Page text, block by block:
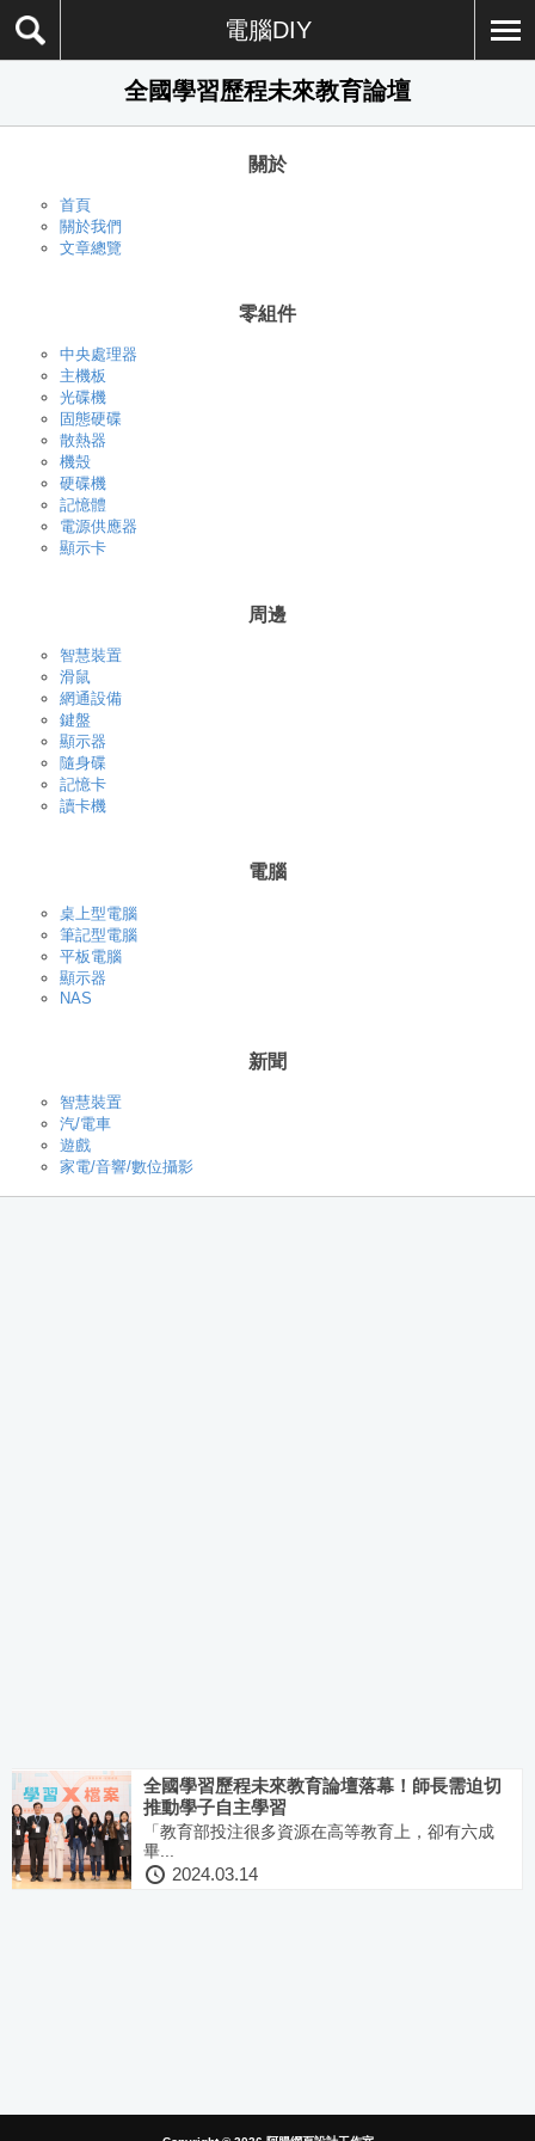
電腦DIY
全國學習歷程未來教育論壇
關於
首頁
關於我們
文章總覽
零組件
中央處理器
主機板
光碟機
固態硬碟
散熱器
機殼
硬碟機
記憶體
電源供應器
顯示卡
周邊
智慧裝置
滑鼠
網通設備
鍵盤
顯示器
隨身碟
記憶卡
讀卡機
電腦
桌上型電腦
筆記型電腦
平板電腦
顯示器
NAS
新聞
智慧裝置
汽/電車
遊戲
家電/音響/數位攝影
全國學習歷程未來教育論壇落幕！師長需迫切
推動學子自主學習
「教育部投注很多資源在高等教育上，卻有六成
畢...
2024.03.14